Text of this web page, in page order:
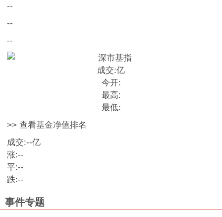
--
--
--
成交:亿
今开:
最高:
最低:
>> 查看基金净值排名
成交:--亿
涨:--
平:--
跌:--
事件专题